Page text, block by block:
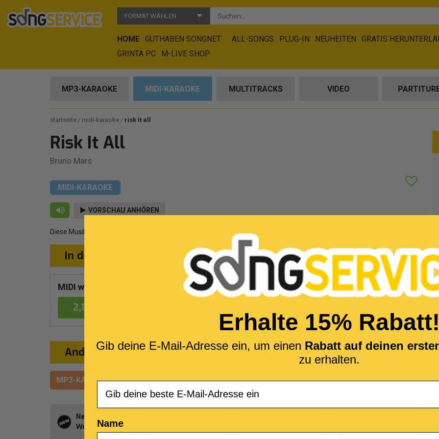
FORMAT WÄHLEN
HOME GUTHABEN SONGNET ALL-SONGS PLUG-IN NEUHEITEN
GRATIS
GRINTA PC
M-LIVE SHOP
MP3-KARAOKE MIDI-KARAOKE MULTITRACKS VIDEO
startseite midi-karaoke risk it all
Risk It All
Bruno Mars
MIDI-KARAOKE
VORSCHAU ANHÖREN
Diese Musikbase ist ein Cover des Songs Bruno Mars
In den Warenkorb
MIDI with lyrics
2,19 €
MIDI without lyrics
Andere Formate
MP3-KARAOKE VIDEO MULTITRACKS
Neuheit der
Woche
Erhalte 15% Rabatt!
Gib deine E-Mail-Adresse ein, um einen Rabatt auf deinen
zu erhalten.
Name